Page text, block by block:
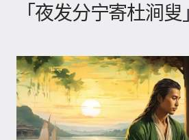
「夜发分宁寄杜涧